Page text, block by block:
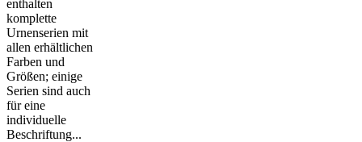
enthalten
komplette
Urnenserien mit
allen erhältlichen
Farben und
Größen; einige
Serien sind auch
für eine
individuelle
Beschriftung...